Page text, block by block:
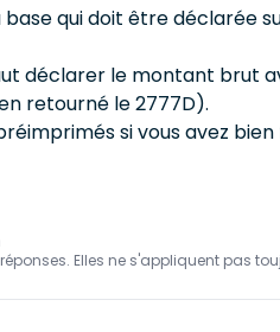
qui doit être déclarée
déclarer le montant
retourné le 2777D).
si vous avez
Elles ne s'appliquent pas